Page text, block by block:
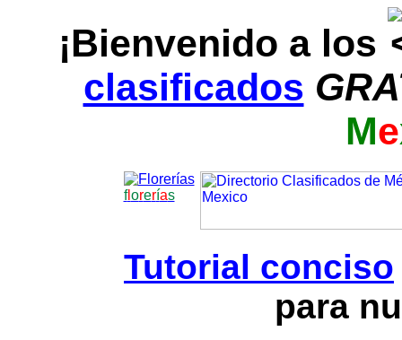
¡Bienvenido a los
clasificados
Me
florerías
Tutorial conciso
para